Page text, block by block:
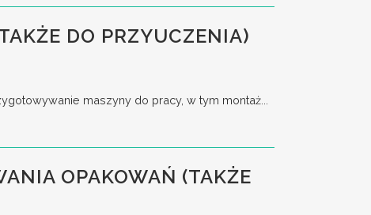
DO PRZYUCZENIA)
maszyny do pracy, w tym montaż...
OPAKOWAŃ (TAKŻE